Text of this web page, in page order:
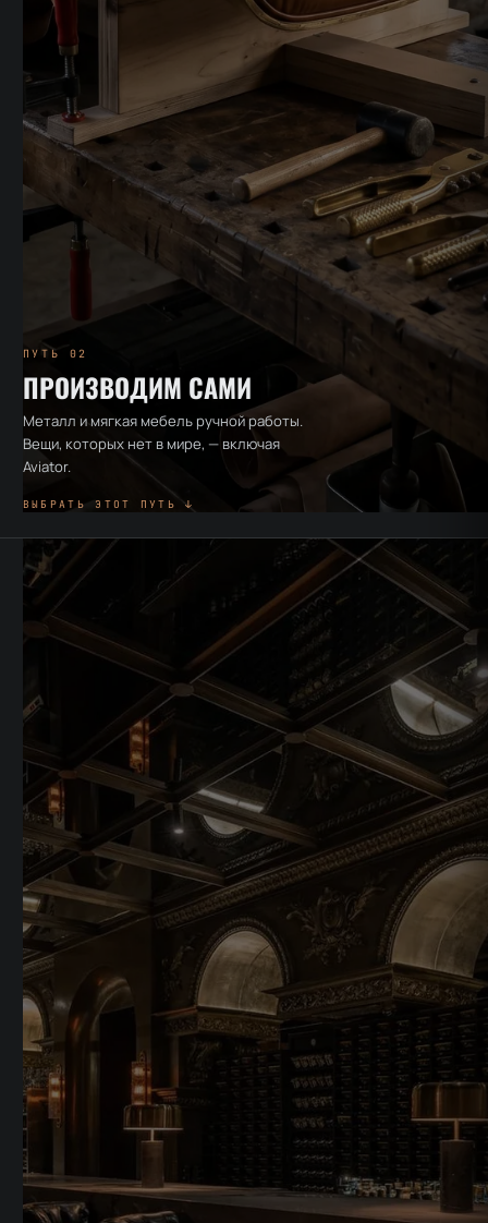
ПУТЬ 02
ПРОИЗВОДИМ САМИ
Металл и мягкая мебель ручной работы.
Вещи, которых нет в мире, — включая
Aviator.
ВЫБРАТЬ ЭТОТ ПУТЬ ↓